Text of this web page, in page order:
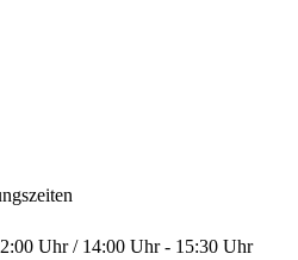
Uhr / 14:00 Uhr - 15:30 Uhr